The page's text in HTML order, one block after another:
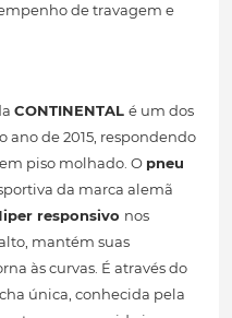
de travagem e
CONTINENTAL é um dos
ano de 2015, respondendo
piso molhado. O pneu
da marca alemã
responsivo nos
mantém suas
às curvas. É através do
única, conhecida pela